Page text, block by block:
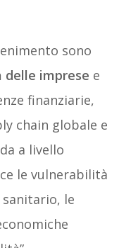
sono
delle imprese e
finanziarie,
chain globale e
a livello
le vulnerabilità
le